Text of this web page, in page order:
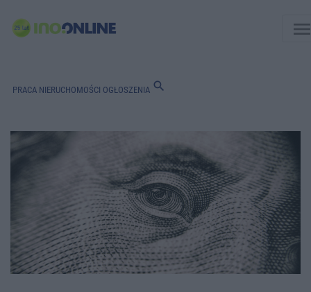
PRACA NIERUCHOMOŚCI OGŁOSZENIA search